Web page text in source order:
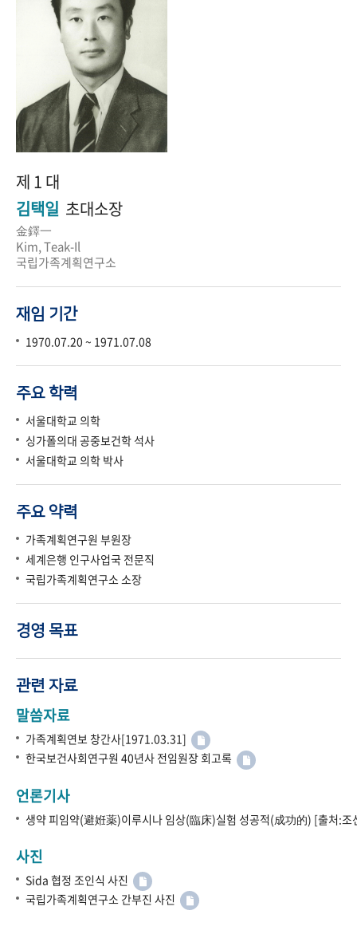
제 1 대
김택일 초대소장
金鐸一
Kim, Teak-Il
국립가족계획연구소
재임 기간
1970.07.20 ~ 1971.07.08
주요 학력
서울대학교 의학
싱가폴의대 공중보건학 석사
서울대학교 의학 박사
주요 약력
가족계획연구원 부원장
세계은행 인구사업국 전문직
국립가족계획연구소 소장
경영 목표
관련 자료
말씀자료
가족계획연보 창간사[1971.03.31]
한국보건사회연구원 40년사 전임원장 회고록
언론기사
생약 피임약(避姙薬)이루시나 임상(臨床)실험 성공적(成功的) [출처:
사진
Sida 협정 조인식 사진
국립가족계획연구소 간부진 사진